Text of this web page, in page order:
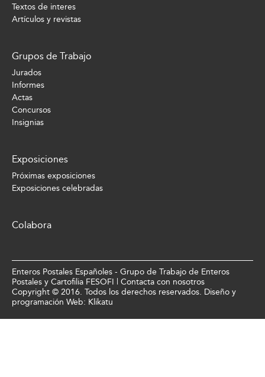
Textos de interes
Artículos y revistas
Grupos de Trabajo
Jurados
Informes
Actas
Concursos
Insignias
Exposiciones
Próximas exposiciones
Exposiciones celebradas
Colabora
Enteros Postales Españoles - Grupo de Trabajo de Enteros
Postales y Cartofilia FESOFI | Contacta con nosotros
Copyright © 2016. Todos los derechos reservados. Diseño y
programación Web: Klikatu